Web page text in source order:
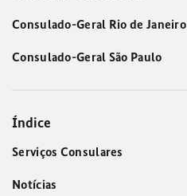
Consulado-Geral Rio de Janeiro
Consulado-Geral São Paulo
Índice
Serviços Consulares
Notícias